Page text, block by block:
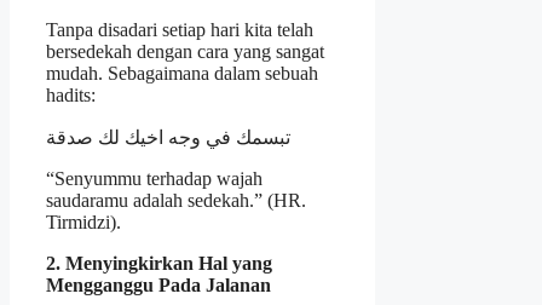
Tanpa disadari setiap hari kita telah
bersedekah dengan cara yang sangat
mudah. Sebagaimana dalam sebuah
hadits:
تبسمك في وجه اخيك لك صدقة
“Senyummu terhadap wajah
saudaramu adalah sedekah.” (HR.
Tirmidzi).
2. Menyingkirkan Hal yang
Mengganggu Pada Jalanan